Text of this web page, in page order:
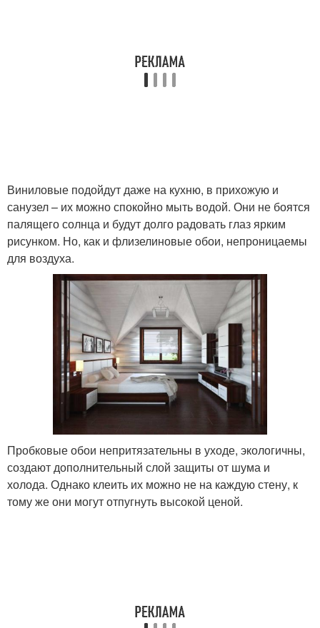
Виниловые подойдут даже на кухню, в прихожую и
санузел – их можно спокойно мыть водой. Они не боятся
палящего солнца и будут долго радовать глаз ярким
рисунком. Но, как и флизелиновые обои, непроницаемы
для воздуха.
Пробковые обои непритязательны в уходе, экологичны,
создают дополнительный слой защиты от шума и
холода. Однако клеить их можно не на каждую стену, к
тому же они могут отпугнуть высокой ценой.